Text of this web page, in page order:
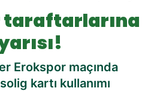
taraftarlarına
Erokspor maçında
kartı kullanımı